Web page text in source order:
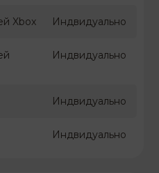
Xbox Индвидуально
Индвидуально
Индвидуально
Индвидуально